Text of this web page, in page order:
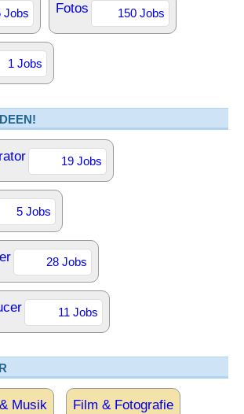
Jobs Fotos 150 Jobs
1 Jobs
19 Jobs
5 Jobs
28 Jobs
11 Jobs
Musik Film & Fotografie